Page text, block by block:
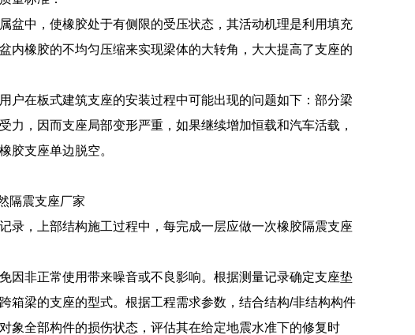
盆中，使橡胶处于有侧限的受压状态，其活动机理是利用填充
内橡胶的不均匀压缩来实现梁体的大转角，大大提高了支座的
户在板式建筑支座的安装过程中可能出现的问题如下：部分梁
，因而支座局部变形严重，如果继续增加恒载和汽车活载，
胶支座单边脱空。
隔震支座厂家
录，上部结构施工过程中，每完成一层应做一次橡胶隔震支座
因非正常使用带来噪音或不良影响。根据测量记录确定支座垫
箱梁的支座的型式。根据工程需求参数，结合结构/非结构构件
象全部构件的损伤状态，评估其在给定地震水准下的修复时